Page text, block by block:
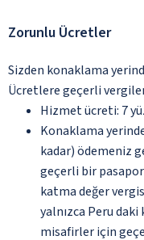
Zorunlu Ücretler
Sizden konaklama
Ücretlere geçerli
Hizmet ücreti: 7
Konaklama
kadar) ödemeniz
geçerli bir
katma değer
yalnızca Peru
misafirler için